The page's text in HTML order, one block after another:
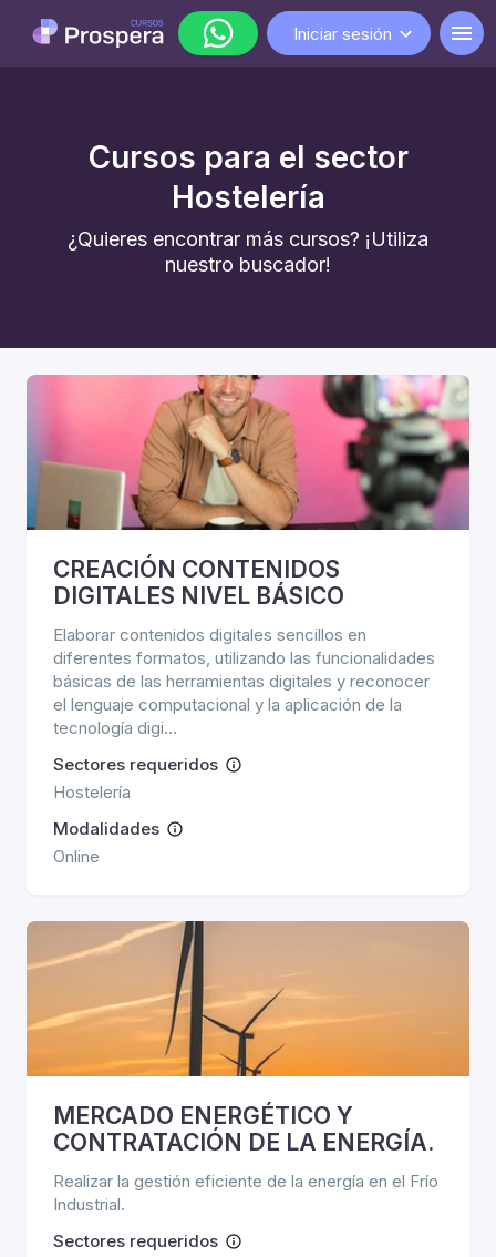
lunes a viernes de 9:00 a 18:00
Iniciar sesión
Cursos para el sector
Hostelería
¿Quieres encontrar más cursos? ¡Utiliza
nuestro buscador!
CREACIÓN CONTENIDOS
DIGITALES NIVEL BÁSICO
Elaborar contenidos digitales sencillos en
diferentes formatos, utilizando las funcionalidades
básicas de las herramientas digitales y reconocer
el lenguaje computacional y la aplicación de la
tecnología digi...
Sectores requeridos
Hostelería
Modalidades
Online
MERCADO ENERGÉTICO Y
CONTRATACIÓN DE LA ENERGÍA.
Realizar la gestión eficiente de la energía en el Frío
Industrial.
Sectores requeridos